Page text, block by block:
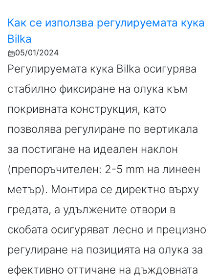
Как се използва регулируемата кука
Bilka
05/01/2024
Регулируемата кука Bilka осигурява
стабилно фиксиране на олука към
покривната конструкция, като
позволява регулиране по вертикала
за постигане на идеален наклон
(препоръчителен: 2-5 mm на линеен
метър). Монтира се директно върху
гредата, а удължените отвори в
скобата осигуряват лесно и прецизно
регулиране на позицията на олука за
ефективно оттичане на дъждовната